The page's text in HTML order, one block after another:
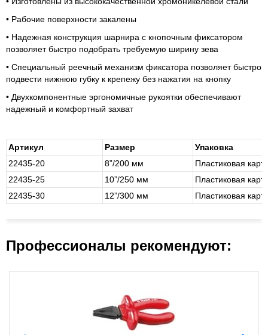
• Рабочие поверхности закалены
• Надежная конструкция шарнира с кнопочным фиксатором
позволяет быстро подобрать требуемую ширину зева
• Специальный реечный механизм фиксатора позволяет быстро
подвести нижнюю губку к крепежу без нажатия на кнопку
• Двухкомпонентные эргономичные рукоятки обеспечивают
надежный и комфортный захват
Артикул Размер
Упаковка
22435-20
8”/200 мм
Пластиковая
22435-25
10”/250 мм
Пластиковая
22435-30
12”/300 мм Пластиковая
Профессионалы рекомендуют: